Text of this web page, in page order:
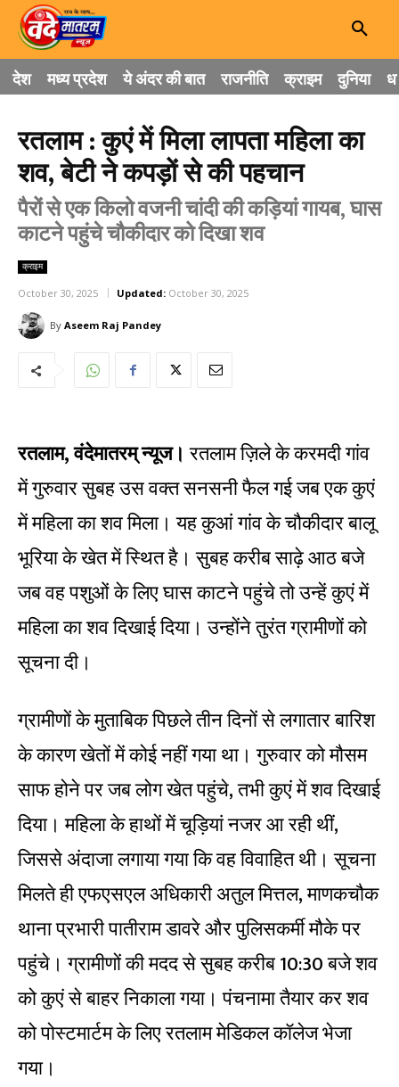
देश मध्य प्रदेश ये अंदर की बात राजनीति क्राइम दुनिया
रतलाम : कुएं में मिला लापता महिला का
शव, बेटी ने कपड़ों से की पहचान
पैरों से एक किलो वजनी चांदी की कड़ियां गायब, घास
काटने पहुंचे चौकीदार को दिखा शव
क्राइम
October 30, 2025 Updated: October 30, 2025
By Aseem Raj Pandey
रतलाम, वंदेमातरम् न्यूज। रतलाम ज़िले के करमदी गांव
में गुरुवार सुबह उस वक्त सनसनी फैल गई जब एक कुएं
में महिला का शव मिला। यह कुआं गांव के चौकीदार बालू
भूरिया के खेत में स्थित है। सुबह करीब साढ़े आठ बजे
जब वह पशुओं के लिए घास काटने पहुंचे तो उन्हें कुएं में
महिला का शव दिखाई दिया। उन्होंने तुरंत ग्रामीणों को
सूचना दी।
ग्रामीणों के मुताबिक पिछले तीन दिनों से लगातार बारिश
के कारण खेतों में कोई नहीं गया था। गुरुवार को मौसम
साफ होने पर जब लोग खेत पहुंचे, तभी कुएं में शव दिखाई
दिया। महिला के हाथों में चूड़ियां नजर आ रही थीं,
जिससे अंदाजा लगाया गया कि वह विवाहित थी। सूचना
मिलते ही एफएसएल अधिकारी अतुल मित्तल, माणकचौक
थाना प्रभारी पातीराम डावरे और पुलिसकर्मी मौके पर
पहुंचे। ग्रामीणों की मदद से सुबह करीब 10:30 बजे शव
को कुएं से बाहर निकाला गया। पंचनामा तैयार कर शव
को पोस्टमार्टम के लिए रतलाम मेडिकल कॉलेज भेजा
गया।